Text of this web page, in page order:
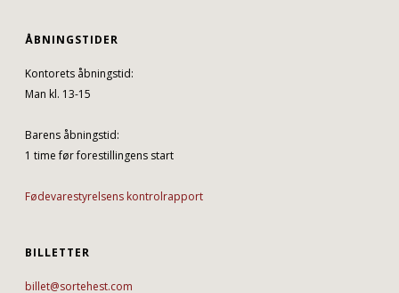
ÅBNINGSTIDER
Kontorets åbningstid:
Man kl. 13-15
Barens åbningstid:
1 time før forestillingens start
Fødevarestyrelsens kontrolrapport
BILLETTER
billet@sortehest.com